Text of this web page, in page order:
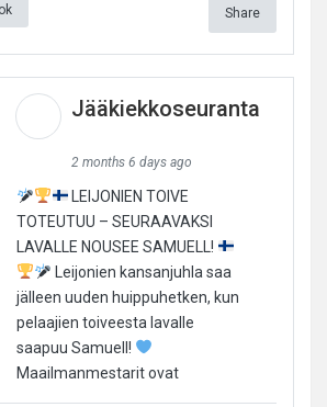
Share
Jääkiekkoseuranta
2 months 6 days ago
LEIJONIEN TOIVE
TOTEUTUU – SEURAAVAKSI
LAVALLE NOUSEE SAMUELL!
Leijonien kansanjuhla saa
jälleen uuden huippuhetken, kun
pelaajien toiveesta lavalle
saapuu Samuell!
Maailmanmestarit ovat